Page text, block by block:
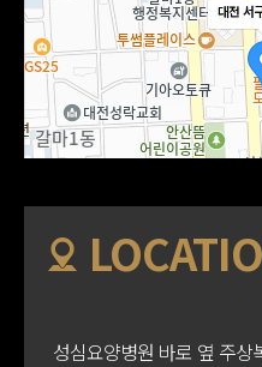
대전 서
성심요양병원 바로 옆 주